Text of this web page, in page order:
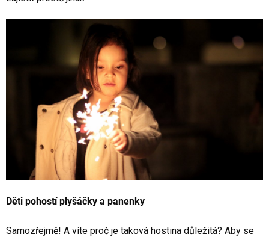
Děti pohostí plyšáčky a panenky
Samozřejmě! A víte proč je taková hostina důležitá? Aby se